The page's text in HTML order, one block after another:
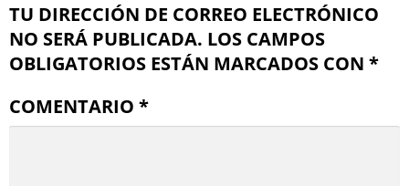
TU DIRECCIÓN DE CORREO ELECTRÓNICO
NO SERÁ PUBLICADA. LOS CAMPOS
OBLIGATORIOS ESTÁN MARCADOS CON *
COMENTARIO *